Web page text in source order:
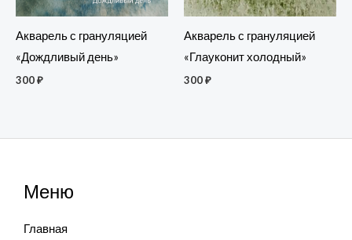
Акварель с грануляцией
«Дождливый день»
300₽
Акварель с грануляцией
«Глауконит холодный»
300₽
Меню
Главная